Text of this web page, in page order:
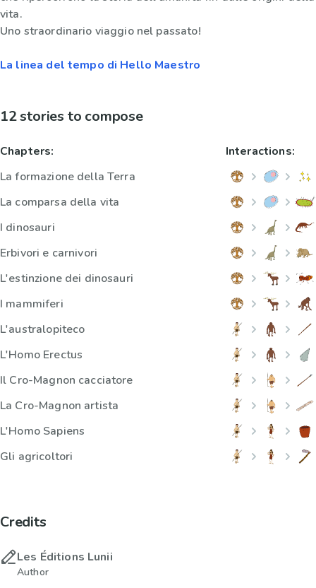
vita.
Uno straordinario viaggio nel passato!
La linea del tempo di Hello Maestro
12 stories to compose
Chapters:
La formazione della Terra
La comparsa della vita
I dinosauri
Erbivori e carnivori
L'estinzione dei dinosauri
I mammiferi
L'australopiteco
L'Homo Erectus
Il Cro-Magnon cacciatore
La Cro-Magnon artista
L'Homo Sapiens
Gli agricoltori
Interactions:
Credits
Les Éditions Lunii
Author